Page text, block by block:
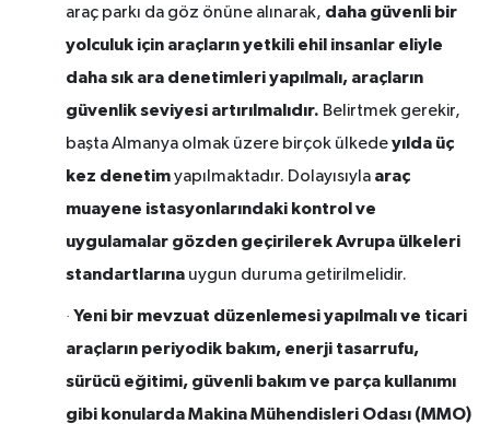
araç parkı da göz önüne alınarak, daha güvenli bir
yolculuk için araçların yetkili ehil insanlar eliyle
daha sık ara denetimleri yapılmalı, araçların
güvenlik seviyesi artırılmalıdır. Belirtmek gerekir,
başta Almanya olmak üzere birçok ülkedeyılda üç
kez denetimyapılmaktadır. Dolayısıyla araç
muayene istasyonlarındaki kontrol ve
uygulamalar gözden geçirilerek Avrupa ülkeleri
standartlarına uygun duruma getirilmelidir.
· Yeni bir mevzuat düzenlemesi yapılmalı ve ticari
araçların periyodik bakım, enerji tasarrufu,
sürücü eğitimi, güvenli bakım ve parça kullanımı
gibi konularda Makina Mühendisleri Odası (MMO)